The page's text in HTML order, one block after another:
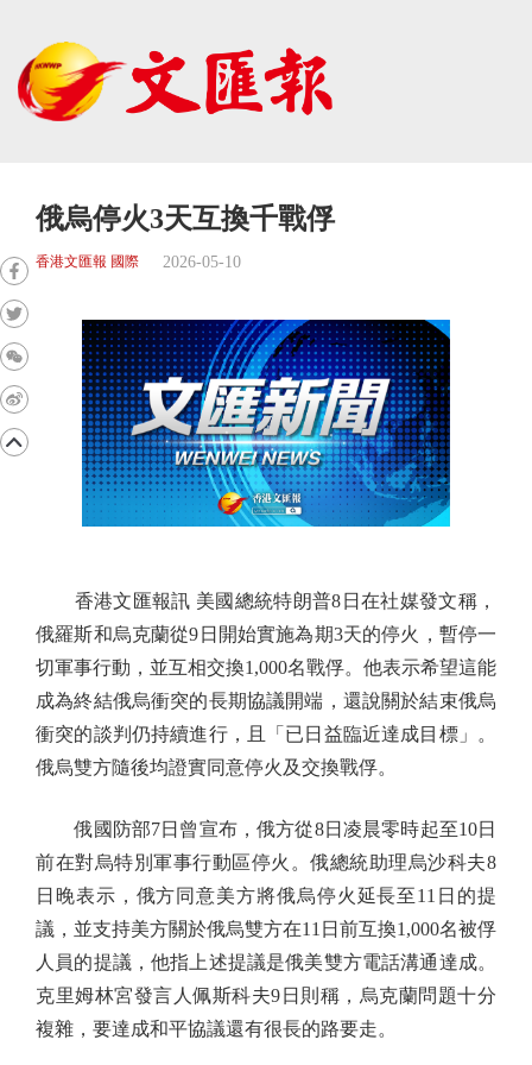
俄烏停火3天互換千戰俘
香港文匯報 國際 2026-05-10
香港文匯報訊 美國總統特朗普8日在社媒發文稱，
俄羅斯和烏克蘭從9日開始實施為期3天的停火，暫停一
切軍事行動，並互相交換1,000名戰俘。他表示希望這能
成為終結俄烏衝突的長期協議開端，還說關於結束俄烏
衝突的談判仍持續進行，且「已日益臨近達成目標」。
俄烏雙方隨後均證實同意停火及交換戰俘。
俄國防部7日曾宣布，俄方從8日凌晨零時起至10日
前在對烏特別軍事行動區停火。俄總統助理烏沙科夫8
日晚表示，俄方同意美方將俄烏停火延長至11日的提
議，並支持美方關於俄烏雙方在11日前互換1,000名被俘
人員的提議，他指上述提議是俄美雙方電話溝通達成。
克里姆林宮發言人佩斯科夫9日則稱，烏克蘭問題十分
複雜，要達成和平協議還有很長的路要走。